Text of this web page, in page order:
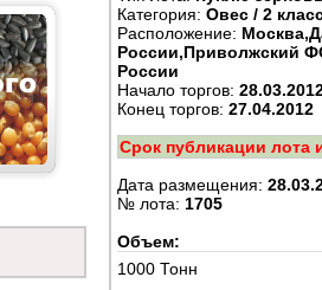
Категория: Овес / 2
Расположение:
России,Приволжский
России
Начало торгов:
Конец торгов: 27.04.2012
Срок публикации лота
Дата размещения:
№ лота: 1705
Объем:
1000 Тонн